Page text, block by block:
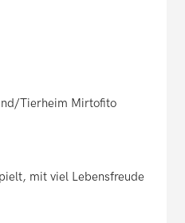
Tierheim Mirtofito
mit viel Lebensfreude